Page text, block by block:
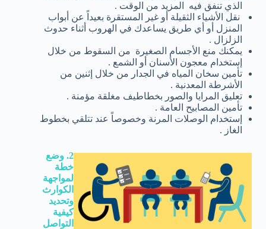
الذي تنفق فيه المزيد من الوقت .
نقل الأشياء الثقيلة أو غير المستقرة بعيداً عن أبواب
المنزل أو أي طريق يساعدك في الهروب أثناء حدوث
الزلزال .
يمكنك منع الأجسام الصغيرة من السقوط من خلال
إستخدام معجون الأسنان أو الشمع .
تأمين سخان المياه في الجدار من خلال إثنين من
الأشرطة المعدنية .
تعليق المرايا والصور بخطاطيف مغلقة مؤمنة .
تأمين المصابيح العامة .
إستخدام الوصلات المرنة وخصوصاً عند تتلقي بخطوط
الغاز .
2. وضع
خطة
لمواجهة
الكوارث
وتحديد
كيفية
التواصل